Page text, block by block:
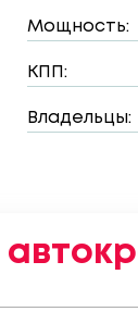
Мощность:
КПП:
Владельцы: